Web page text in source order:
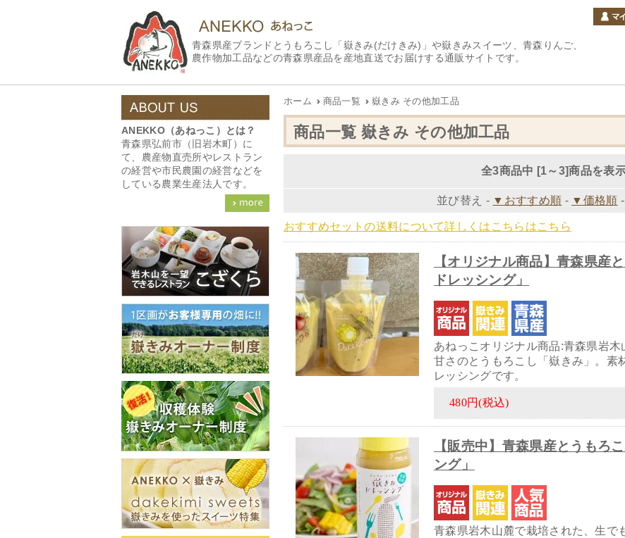
青森県産ブランドとうもろこし「嶽きみ(だけきみ)」や嶽きみスイーツ、青森りんご、
農作物加工品などの青森県産品を産地直送でお届けする通販サイトです。
ホーム 商品一覧 嶽きみ その他加工品
商品一覧 嶽きみ その他加工品
全3商品中 [1～3]商品を表
並び替え - ▼おすすめ順 - ▼価格順 -
おすすめセットの送料について詳しくはこちらはこちら
【オリジナル商品】青森県産
ドレッシング」
あねっこオリジナル商品:青森県岩
甘さのとうもろこし「嶽きみ」。素
レッシングです。
480円(税込)
【販売中】青森県産とうもろ
ング」
青森県岩木山麓で栽培された、生で
ANEKKO（あねっこ）とは？
青森県弘前市（旧岩木町）に
て、農産物直売所やレストラン
の経営や市民農園の経営などを
している農業生産法人です。